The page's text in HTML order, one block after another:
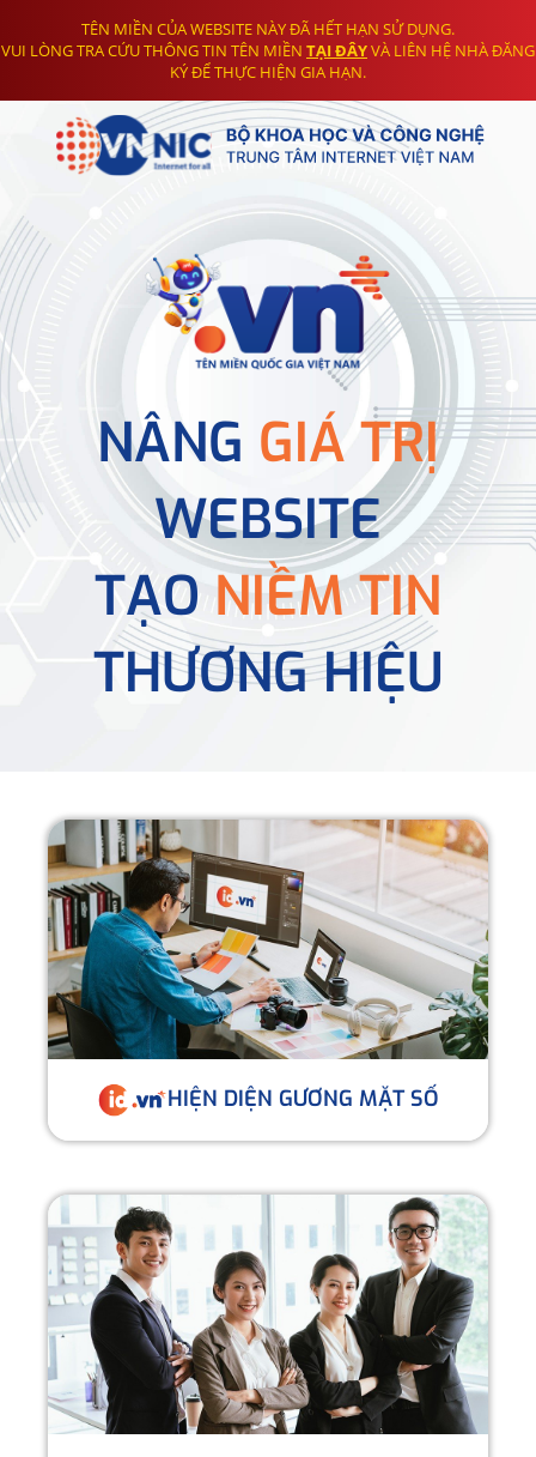
TÊN MIỀN CỦA WEBSITE NÀY ĐÃ HẾT HẠN SỬ DỤNG.
VUI LÒNG TRA CỨU THÔNG TIN TÊN MIỀN TẠI ĐÂYVÀ LIÊN HỆ NHÀ ĐĂNG
KÝ ĐỂ THỰC HIỆN GIA HẠN.
NÂNG GIÁ TRỊ
WEBSITE
TẠONIỀM TIN
THƯƠNG HIỆU
HIỆN DIỆN GƯƠNG MẶT SỐ